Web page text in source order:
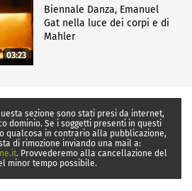
03:23
Biennale Danza, Emanuel
Gat nella luce dei corpi e di
Mahler
sezione sono stati presi da internet,
dominio. Se i soggetti presenti in questi
qualcosa in contrario alla pubblicazione,
di rimozione inviando una mail a:
. Provvederemo alla cancellazione del
minor tempo possibile.